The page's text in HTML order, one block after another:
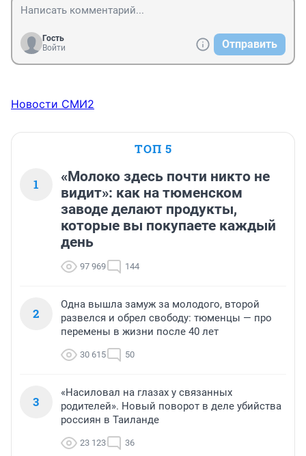
Гость
Войти
Отправить
Новости СМИ2
ТОП 5
1
«Молоко здесь почти никто не
видит»: как на тюменском
заводе делают продукты,
которые вы покупаете каждый
день
97 969 144
2
Одна вышла замуж за молодого, второй
развелся и обрел свободу: тюменцы — про
перемены в жизни после 40 лет
30 615 50
3
«Насиловал на глазах у связанных
родителей». Новый поворот в деле убийства
россиян в Таиланде
23 123 36